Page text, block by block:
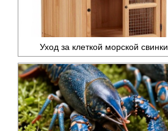
Уход за клеткой морской свинки